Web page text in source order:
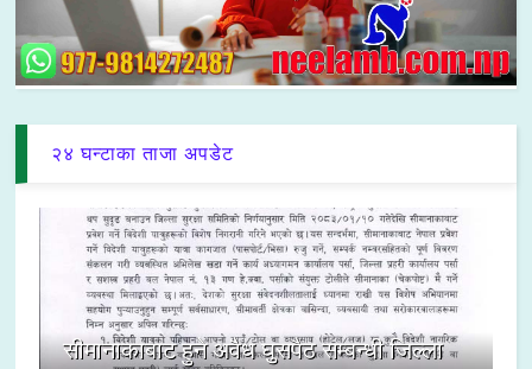
२४ घन्टाका ताजा अपडेट
सीमानाकाबाट हुने अवैध घुसपैठ सम्बन्धी जिल्ला